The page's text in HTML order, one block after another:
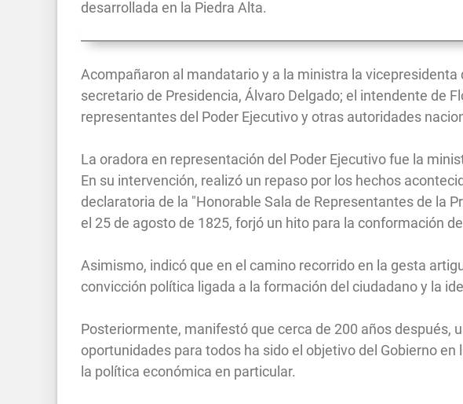
desarrollada en la Piedra Alta.
Acompañaron al mandatario y a la ministra la vicepresidenta
secretario de Presidencia, Álvaro Delgado; el intendente de
representantes del Poder Ejecutivo y otras autoridades
La oradora en representación del Poder Ejecutivo fue la
En su intervención, realizó un repaso por los hechos
declaratoria de la "Honorable Sala de Representantes de la
el 25 de agosto de 1825, forjó un hito para la conformación
Asimismo, indicó que en el camino recorrido en la gesta
convicción política ligada a la formación del ciudadano y la
Posteriormente, manifestó que cerca de 200 años después,
oportunidades para todos ha sido el objetivo del Gobierno
la política económica en particular.